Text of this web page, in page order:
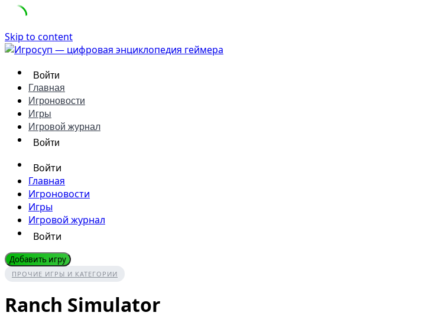
Skip to content
Войти
Главная
Игроновости
Игры
Игровой журнал
Войти
Войти
Главная
Игроновости
Игры
Игровой журнал
Войти
Добавить игру
ПРОЧИЕ ИГРЫ И КАТЕГОРИИ
Ranch Simulator